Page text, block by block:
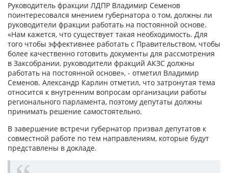
Руководитель фракции ЛДПР Владимир Семенов
поинтересовался мнением губернатора о том, должны ли
руководители фракции работать на постоянной основе.
«Нам кажется, что существует такая необходимость. Для
того чтобы эффективнее работать с Правительством, чтобы
более качественно готовить документы для рассмотрения
в Заксобрании, руководители фракций АКЗС должны
работать на постоянной основе», - отметил Владимир
Семенов. Александр Карлин отметил, что затронутая тема
относится к внутренним вопросам организации работы
регионального парламента, поэтому депутаты должны
принимать решение самостоятельно.
В завершение встречи губернатор призвал депутатов к
совместной работе по тем направлениям, которые будут
представлены в докладе.